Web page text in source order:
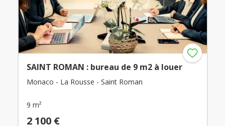
SAINT ROMAN : bureau de 9 m2 à louer
Monaco - La Rousse - Saint Roman
9 m²
2 100 €